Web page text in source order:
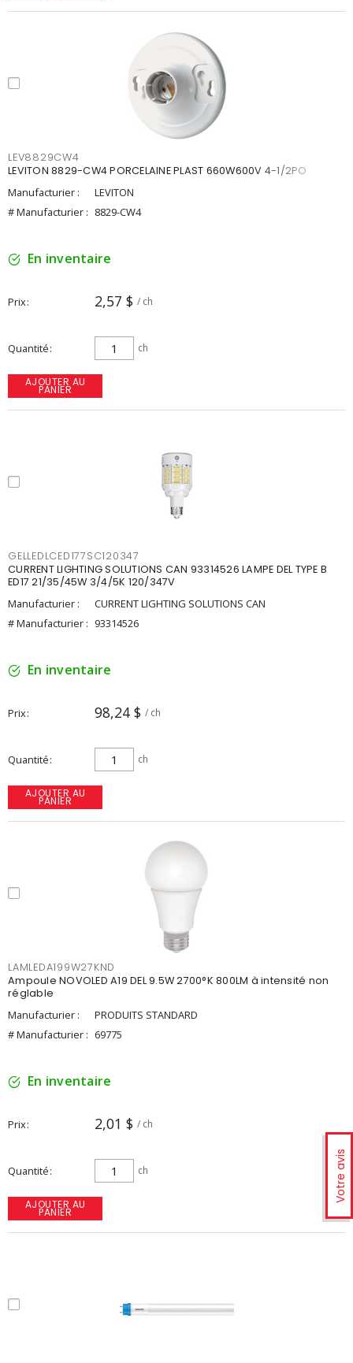
Votre avis
LEV8829CW4
LEVITON 8829-CW4 PORCELAINE PLAST 660W600V 4-1/2PO
Manufacturier :
LEVITON
# Manufacturier : 8829-CW4
En inventaire
Prix 2,57 $ / ch
Quantité ch
AJOUTER AU
PANIER
GELLEDLCED177SC120347
CURRENT LIGHTING SOLUTIONS CAN 93314526 LAMPE DEL TYPE B
ED17 21/35/45W 3/4/5K 120/347V
Manufacturier :
CURRENT LIGHTING SOLUTIONS CAN
# Manufacturier : 93314526
En inventaire
Prix 98,24 $ / ch
Quantité ch
AJOUTER AU
PANIER
LAMLEDA199W27KND
Ampoule NOVOLED A19 DEL 9.5W 2700°K 800LM à intensité non
réglable
Manufacturier :
PRODUITS STANDARD
# Manufacturier : 69775
En inventaire
Prix 2,01 $ / ch
Quantité ch
AJOUTER AU
PANIER